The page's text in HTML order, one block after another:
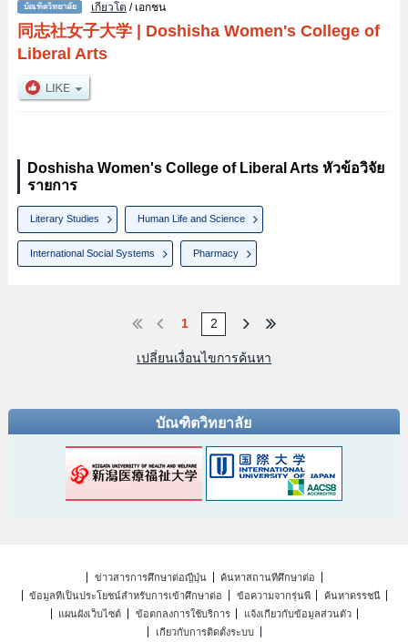
เกียวโต / เอกชน
同志社女子大学| Doshisha Women's College of
Liberal Arts
Doshisha Women's College of Liberal Arts หัวข้อวิจัย
รายการ
Literary Studies Human Life and Science
International Social Systems Pharmacy
1 2
เปลี่ยนเงื่อนไขการค้นหา
บัณฑิตวิทยาลัย
ข่าวสารการศึกษาต่อญี่ปุ่น
ค้นหาสถานที่ศึกษาต่อ
ข้อมูลที่เป็นประโยชน์สำหรับการเข้าศึกษาต่อ
ข้อความจากรุ่นพี่
ค้นหาดรรชนี
แผนผังเว็บไซต์
ข้อตกลงการใช้บริการ
แจ้งเกี่ยวกับข้อมูลส่วนตัว
เกี่ยวกับการติดตั้งระบบ